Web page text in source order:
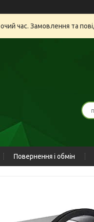
час. Замовлення та
Повернення і обмін